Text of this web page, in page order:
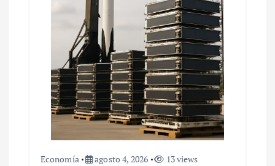
Economía agosto 4, 2026 13 views